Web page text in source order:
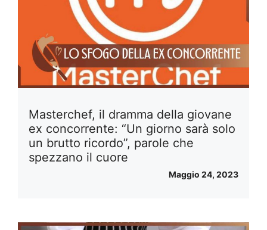
Masterchef, il dramma della giovane
ex concorrente: “Un giorno sarà solo
un brutto ricordo”, parole che
spezzano il cuore
Maggio 24, 2023